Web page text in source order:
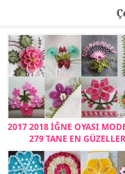
2017 2018 İĞNE OYASI
279 TANE EN